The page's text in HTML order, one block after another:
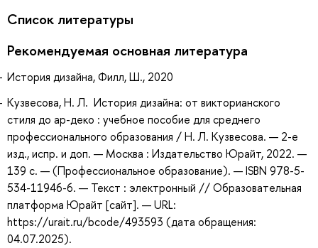
Список литературы
Рекомендуемая основная литература
История дизайна, Филл, Ш., 2020
Кузвесова, Н. Л. История дизайна: от викторианского
стиля до ар-деко : учебное пособие для среднего
профессионального образования / Н. Л. Кузвесова. — 2-е
изд., испр. и доп. — Москва : Издательство Юрайт, 2022. —
139 с. — (Профессиональное образование). — ISBN 978-5-
534-11946-6. — Текст : электронный // Образовательная
платформа Юрайт [сайт]. — URL:
https://urait.ru/bcode/493593 (дата обращения:
04.07.2025).